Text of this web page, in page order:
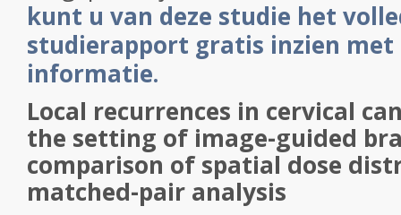
kunt u van deze studie het
studierapport gratis inzien met
informatie.
Local recurrences in cervical
the setting of image-guided
comparison of spatial dose
matched-pair analysis